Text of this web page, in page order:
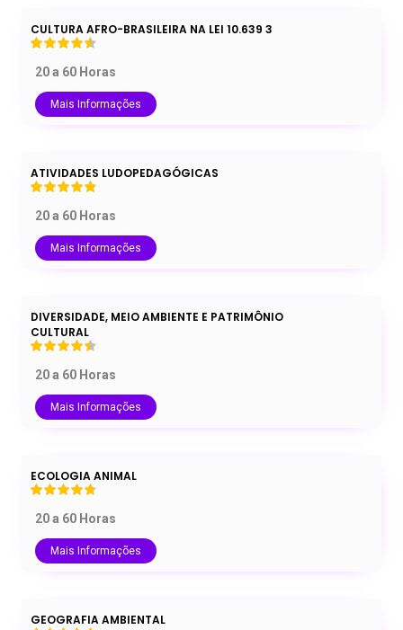
CULTURA AFRO-BRASILEIRA NA LEI 10.639 3
20 a 60 Horas
Mais Informações
ATIVIDADES LUDOPEDAGÓGICAS
20 a 60 Horas
Mais Informações
DIVERSIDADE, MEIO AMBIENTE E PATRIMÔNIO
CULTURAL
20 a 60 Horas
Mais Informações
ECOLOGIA ANIMAL
20 a 60 Horas
Mais Informações
GEOGRAFIA AMBIENTAL